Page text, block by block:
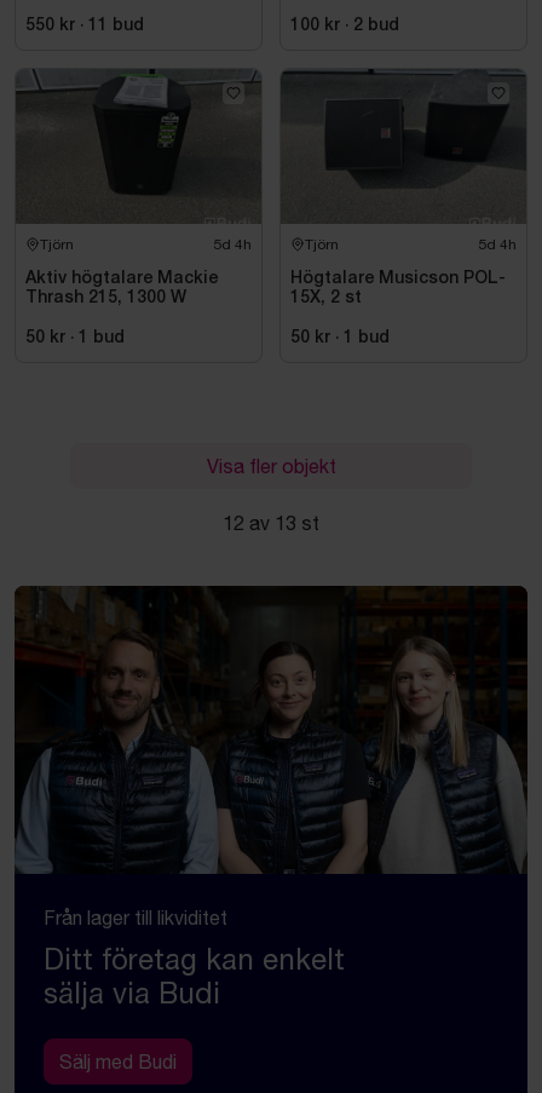
550 kr · 11 bud 100 kr · 2 bud
Tjörn 5d 4h
Aktiv högtalare Mackie
Thrash 215, 1300 W
50 kr · 1 bud
Tjörn 5d 4h
Högtalare Musicson POL-
15X, 2 st
50 kr · 1 bud
Visa fler objekt
12 av 13 st
Från lager till likviditet
Ditt företag kan enkelt
sälja via Budi
Sälj med Budi